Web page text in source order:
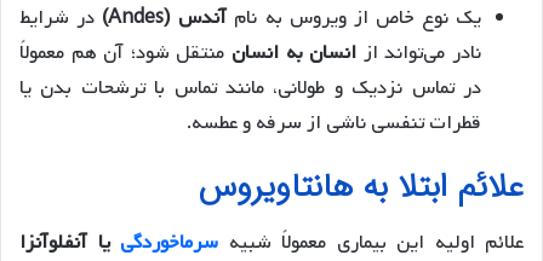
یک نوع خاص از ویروس به نامآندس (Andes)
در شرایط
نادر می‌تواند از انسان به انسان منتقل شود؛ آن هم معمولاً
در تماس نزدیک و طولانی، مانند تماس با ترشحات بدن یا
قطرات تنفسی ناشی از سرفه و عطسه.
علائم ابتلا به هانتاویروس
علائم اولیه این بیماری معمولاً شبیه سرماخوردگی یا آنفلوآنزا